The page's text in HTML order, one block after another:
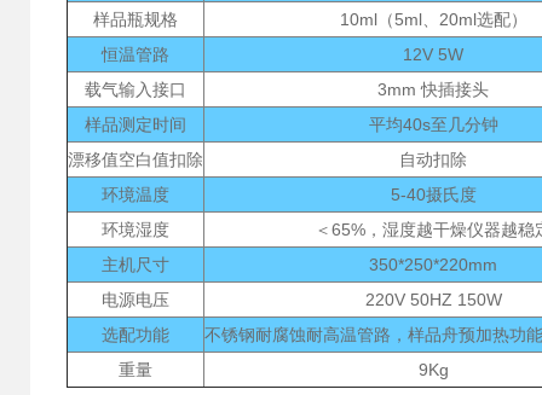
样品瓶规格
10ml（5ml、20ml选配）
恒温管路
12V 5W
载气输入接口
3mm 快插接头
样品测定时间
平均40s至几分钟
漂移值空白值扣除
自动扣除
环境温度
5-40摄氏度
环境湿度
＜65%，湿度越干燥仪器越稳
主机尺寸
350*250*220mm
电源电压
220V 50HZ 150W
选配功能
不锈钢耐腐蚀耐高温管路，样品舟预加热功
重量
9Kg